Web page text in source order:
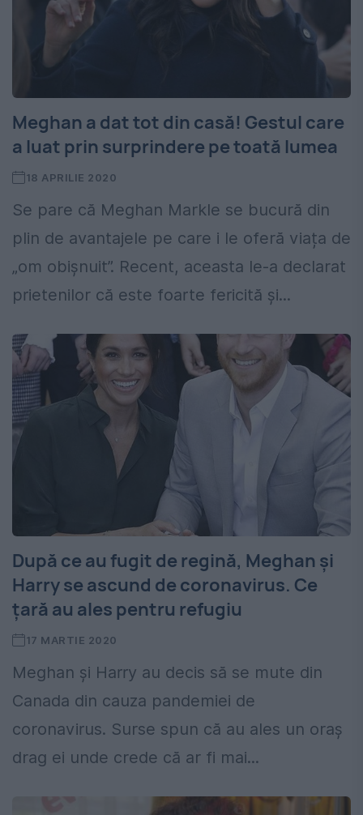
Meghan a dat tot din casă! Gestul care
a luat prin surprindere pe toată lumea
18 APRILIE 2020
Se pare că Meghan Markle se bucură din
plin de avantajele pe care i le oferă viața de
„om obișnuit”. Recent, aceasta le-a declarat
prietenilor că este foarte fericită și...
După ce au fugit de regină, Meghan şi
Harry se ascund de coronavirus. Ce
ţară au ales pentru refugiu
17 MARTIE 2020
Meghan şi Harry au decis să se mute din
Canada din cauza pandemiei de
coronavirus. Surse spun că au ales un oraş
drag ei unde crede că ar fi mai...